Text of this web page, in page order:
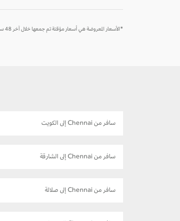
*الأسعار المعروضة هي أسعار مؤقتة تم جمعها خلال آخر 48 ساعة وقد لا تكون متاحة وقت الحجز
سافر من Chennai إلى الكويت
سافر من Chennai إلى الشارقة
سافر من Chennai إلى صلالة